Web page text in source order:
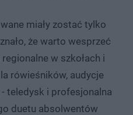
miały zostać tylko
że warto wesprzeć
w szkołach i
rówieśników, audycje
teledysk i profesjonalna
duetu absolwentów